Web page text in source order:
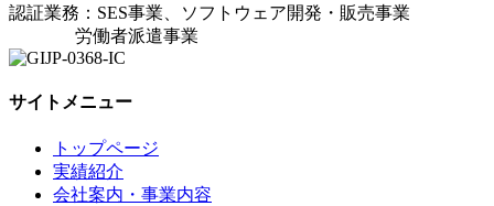
認証業務：SES事業、ソフトウェア開発・販売事業
労働者派遣事業
サイトメニュー
トップページ
実績紹介
会社案内・事業内容